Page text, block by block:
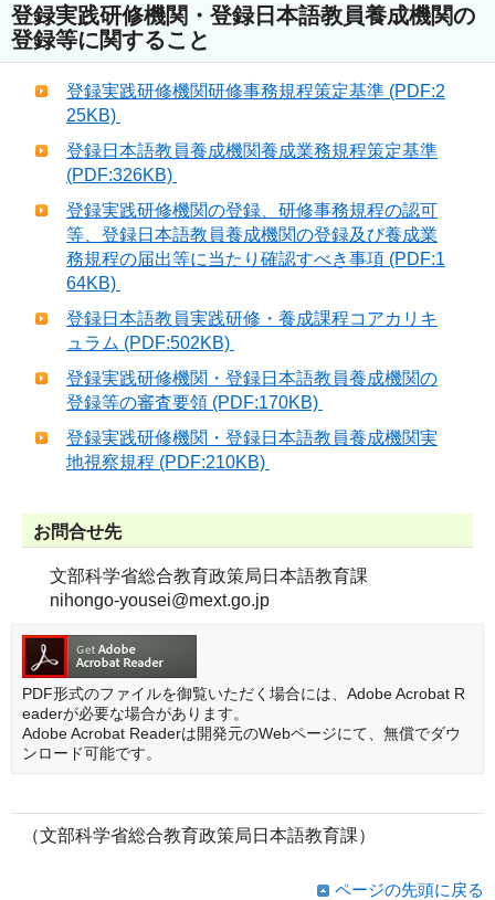
登録実践研修機関・登録日本語教員養成機関の
登録等に関すること
登録実践研修機関研修事務規程策定基準 (PDF:2
25KB)
登録日本語教員養成機関養成業務規程策定基準
(PDF:326KB)
登録実践研修機関の登録、研修事務規程の認可
等、登録日本語教員養成機関の登録及び養成業
務規程の届出等に当たり確認すべき事項 (PDF:1
64KB)
登録日本語教員実践研修・養成課程コアカリキ
ュラム (PDF:502KB)
登録実践研修機関・登録日本語教員養成機関の
登録等の審査要領 (PDF:170KB)
登録実践研修機関・登録日本語教員養成機関実
地視察規程 (PDF:210KB)
お問合せ先
文部科学省総合教育政策局日本語教育課
nihongo-yousei@mext.go.jp
PDF形式のファイルを御覧いただく場合には、Adobe Acrobat R
eaderが必要な場合があります。
Adobe Acrobat Readerは開発元のWebページにて、無償でダウ
ンロード可能です。
（文部科学省総合教育政策局日本語教育課）
ページの先頭に戻る